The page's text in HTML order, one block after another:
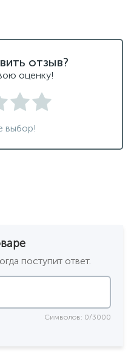
отзыв?
оценку!
выбор!
поступит ответ.
Символов: 0/3000